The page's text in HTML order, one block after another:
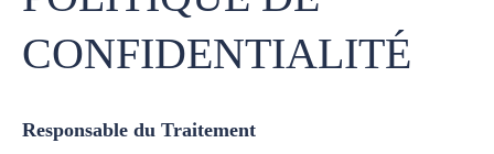
CONFIDENTIALITÉ
Responsable du Traitement